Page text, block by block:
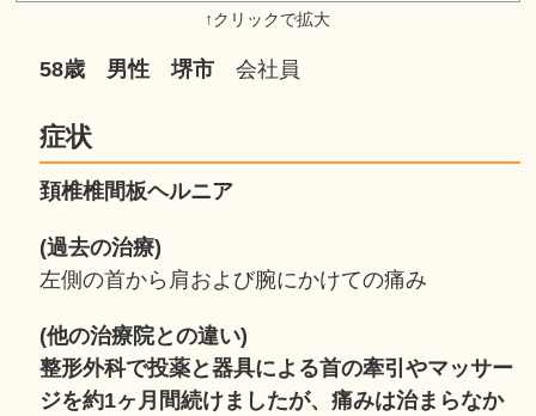
58歳 男性堺市 会社員
症状
頚椎椎間板ヘルニア
(過去の治療)
左側の首から肩および腕にかけての痛み
(他の治療院との違い)
整形外科で投薬と器具による首の牽引やマッサー
ジを約1ヶ月間続けましたが、痛みは治まらなか